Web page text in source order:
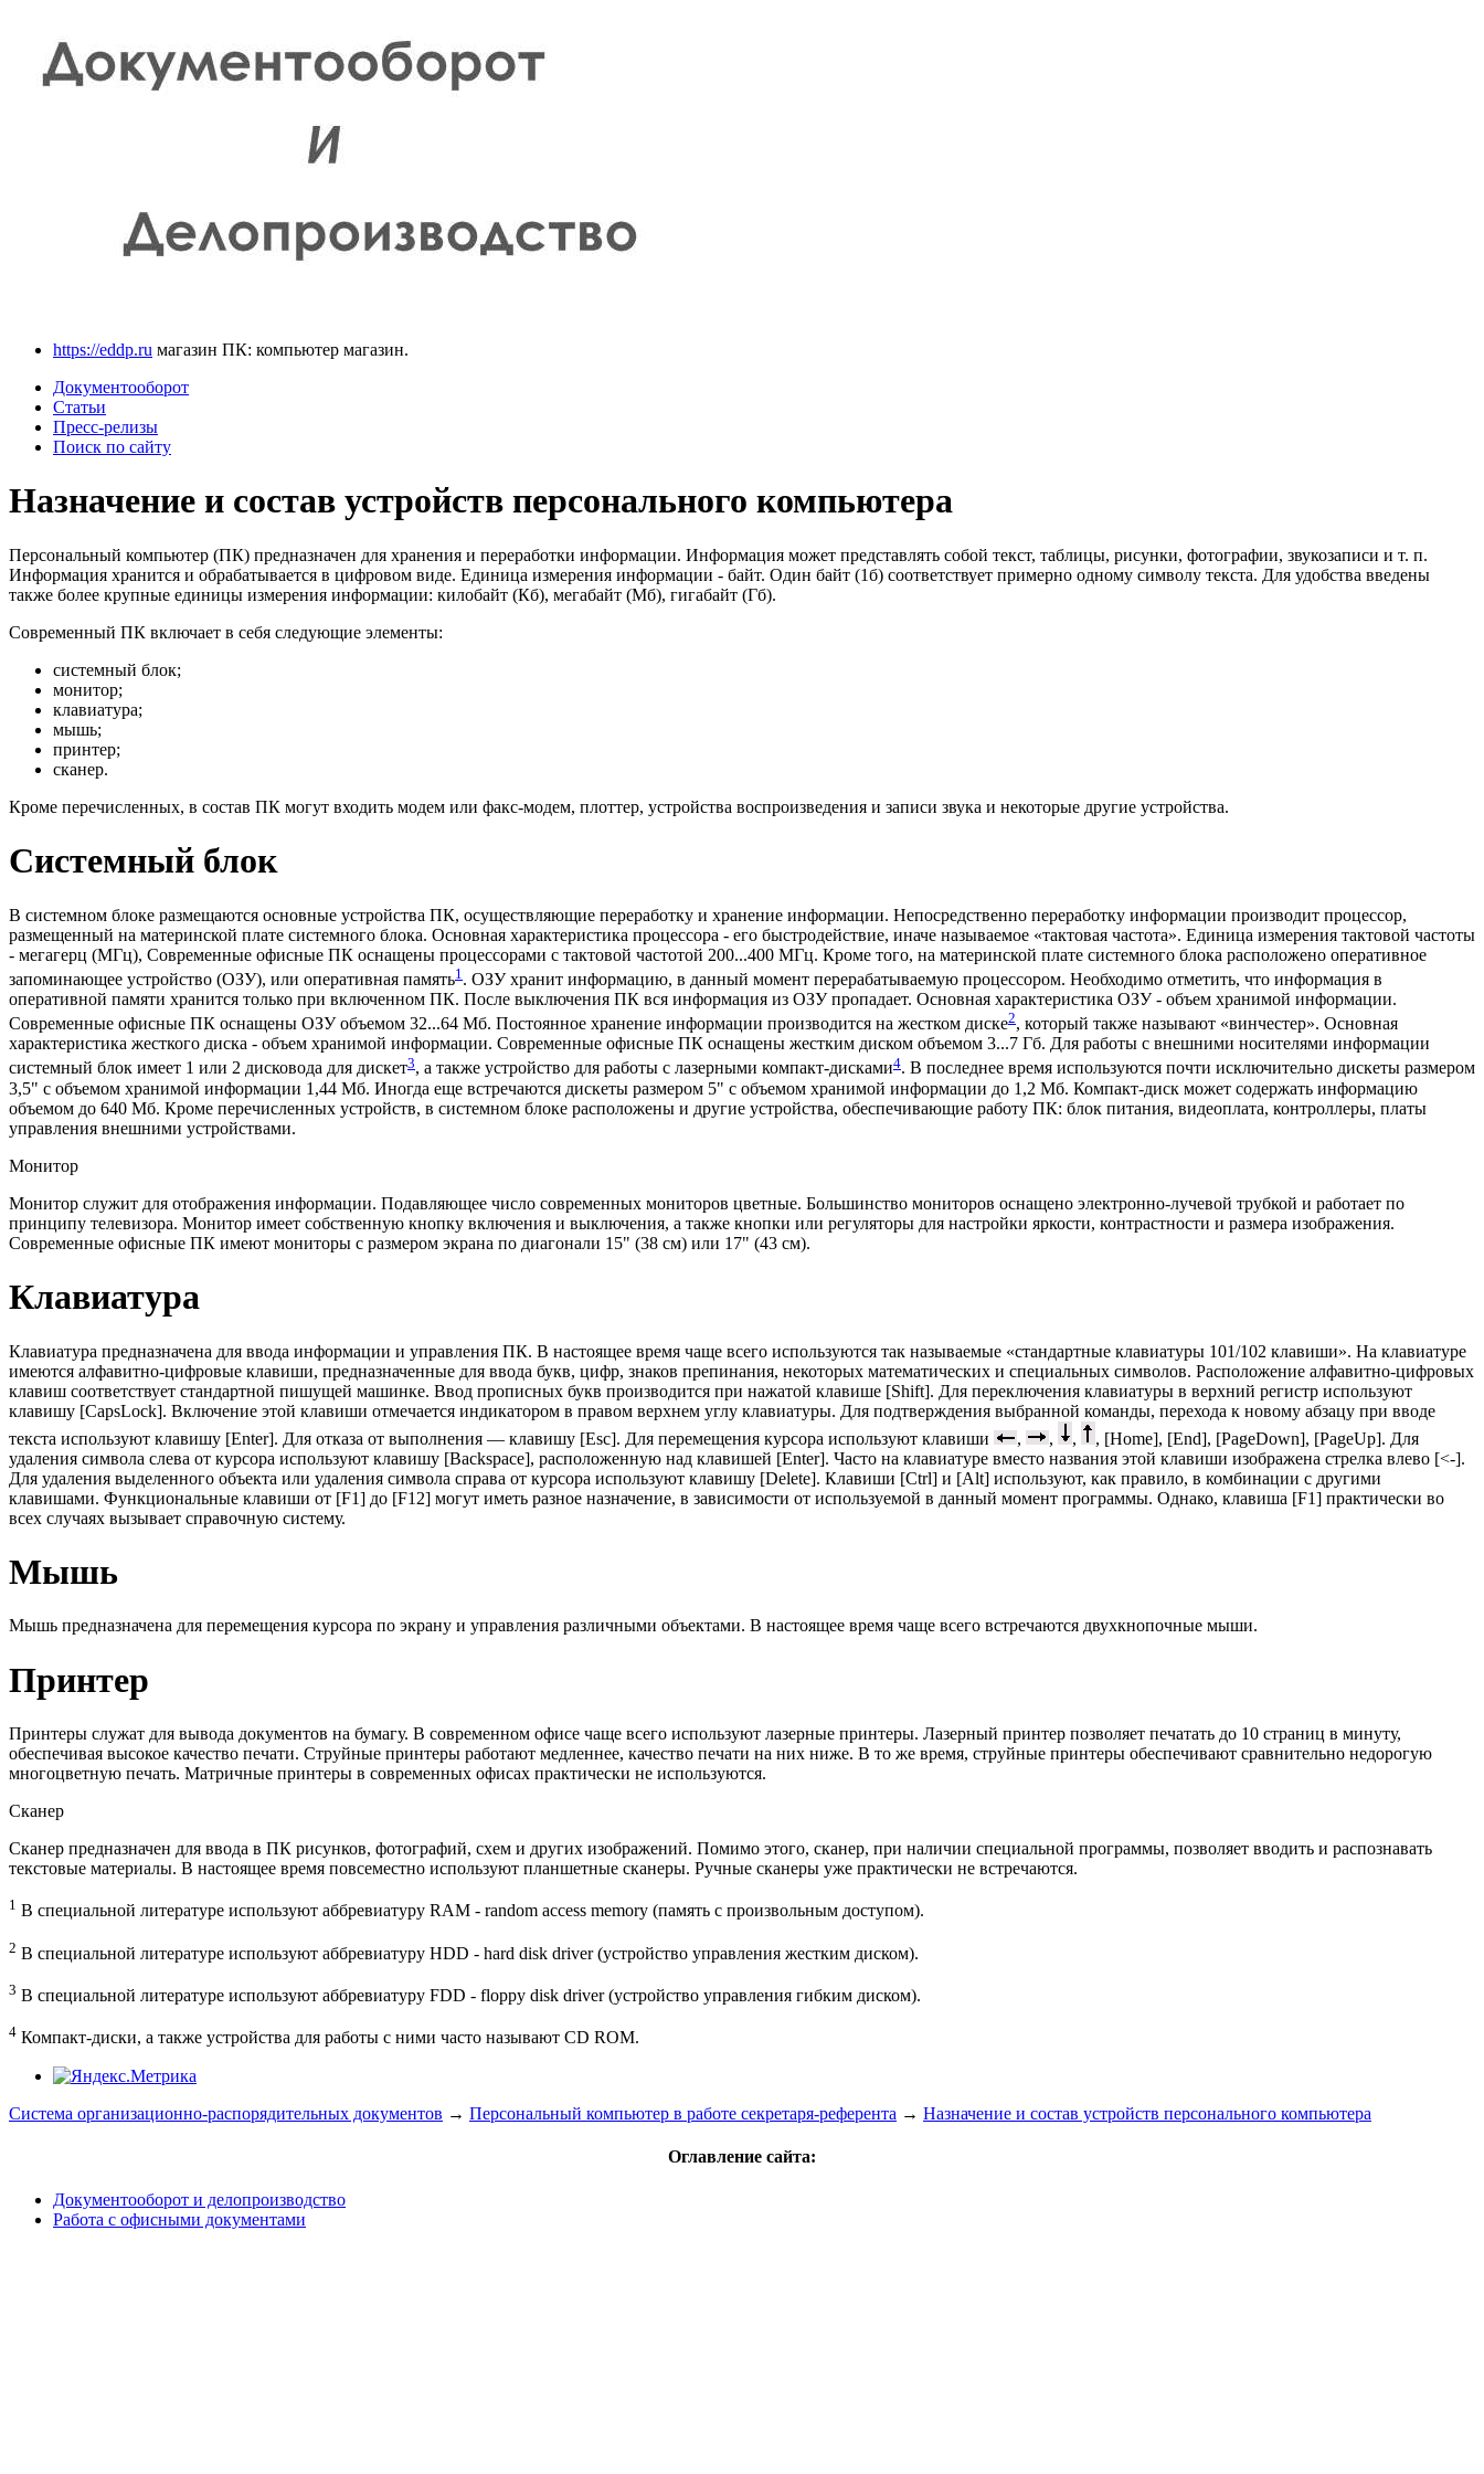
https://eddp.ru магазин ПК: компьютер магазин.
Документооборот
Статьи
Пресс-релизы
Поиск по сайту
Назначение и состав устройств персонального компьютера
Персональный компьютер (ПК) предназначен для хранения и переработки информации. Информация может представлять собой текст, таблицы, рисунки, фотографии, звукозаписи и т. п.
Информация хранится и обрабатывается в цифровом виде. Единица измерения информации - байт. Один байт (1б) соответствует примерно одному символу текста. Для удобства введены
также более крупные единицы измерения информации: килобайт (Кб), мегабайт (Мб), гигабайт (Гб).
Современный ПК включает в себя следующие элементы:
системный блок;
монитор;
клавиатура;
мышь;
принтер;
сканер.
Кроме перечисленных, в состав ПК могут входить модем или факс-модем, плоттер, устройства воспроизведения и записи звука и некоторые другие устройства.
Системный блок
В системном блоке размещаются основные устройства ПК, осуществляющие переработку и хранение информации. Непосредственно переработку информации производит процессор,
размещенный на материнской плате системного блока. Основная характеристика процессора - его быстродействие, иначе называемое «тактовая частота». Единица измерения тактовой частоты
- мегагерц (МГц), Современные офисные ПК оснащены процессорами с тактовой частотой 200...400 МГц. Кроме того, на материнской плате системного блока расположено оперативное
запоминающее устройство (ОЗУ), или оперативная память1 . ОЗУ хранит информацию, в данный момент перерабатываемую процессором. Необходимо отметить, что информация в
оперативной памяти хранится только при включенном ПК. После выключения ПК вся информация из ОЗУ пропадает. Основная характеристика ОЗУ - объем хранимой информации.
Современные офисные ПК оснащены ОЗУ объемом 32...64 Мб. Постоянное хранение информации производится на жестком диске2, который также называют «винчестер». Основная
характеристика жесткого диска - объем хранимой информации. Современные офисные ПК оснащены жестким диском объемом 3...7 Гб. Для работы с внешними носителями информации
системный блок имеет 1 или 2 дисковода для дискет3, а также устройство для работы с лазерными компакт-дисками4. В последнее время используются почти исключительно дискеты размером
3,5" с объемом хранимой информации 1,44 Мб. Иногда еще встречаются дискеты размером 5" с объемом хранимой информации до 1,2 Мб. Компакт-диск может содержать информацию
объемом до 640 Мб. Кроме перечисленных устройств, в системном блоке расположены и другие устройства, обеспечивающие работу ПК: блок питания, видеоплата, контроллеры, платы
управления внешними устройствами.
Монитор
Монитор служит для отображения информации. Подавляющее число современных мониторов цветные. Большинство мониторов оснащено электронно-лучевой трубкой и работает по
принципу телевизора. Монитор имеет собственную кнопку включения и выключения, а также кнопки или регуляторы для настройки яркости, контрастности и размера изображения.
Современные офисные ПК имеют мониторы с размером экрана по диагонали 15" (38 см) или 17" (43 см).
Клавиатура
Клавиатура предназначена для ввода информации и управления ПК. В настоящее время чаще всего используются так называемые «стандартные клавиатуры 101/102 клавиши». На клавиатуре
имеются алфавитно-цифровые клавиши, предназначенные для ввода букв, цифр, знаков препинания, некоторых математических и специальных символов. Расположение алфавитно-цифровых
клавиш соответствует стандартной пишущей машинке. Ввод прописных букв производится при нажатой клавише [Shift]. Для переключения клавиатуры в верхний регистр используют
клавишу [CapsLock]. Включение этой клавиши отмечается индикатором в правом верхнем углу клавиатуры. Для подтверждения выбранной команды, перехода к новому абзацу при вводе
текста используют клавишу [Enter]. Для отказа от выполнения — клавишу [Esc]. Для перемещения курсора используют клавиши
, , ,
, [Home], [End], [PageDown], [PageUp]. Для
удаления символа слева от курсора используют клавишу [Backspace], расположенную над клавишей [Enter]. Часто на клавиатуре вместо названия этой клавиши изображена стрелка влево [<-].
Для удаления выделенного объекта или удаления символа справа от курсора используют клавишу [Delete]. Клавиши [Ctrl] и [Alt] используют, как правило, в комбинации с другими
клавишами. Функциональные клавиши от [F1] до [F12] могут иметь разное назначение, в зависимости от используемой в данный момент программы. Однако, клавиша [F1] практически во
всех случаях вызывает справочную систему.
Мышь
Мышь предназначена для перемещения курсора по экрану и управления различными объектами. В настоящее время чаще всего встречаются двухкнопочные мыши.
Принтер
Принтеры служат для вывода документов на бумагу. В современном офисе чаще всего используют лазерные принтеры. Лазерный принтер позволяет печатать до 10 страниц в минуту,
обеспечивая высокое качество печати. Струйные принтеры работают медленнее, качество печати на них ниже. В то же время, струйные принтеры обеспечивают сравнительно недорогую
многоцветную печать. Матричные принтеры в современных офисах практически не используются.
Сканер
Сканер предназначен для ввода в ПК рисунков, фотографий, схем и других изображений. Помимо этого, сканер, при наличии специальной программы, позволяет вводить и распознавать
текстовые материалы. В настоящее время повсеместно используют планшетные сканеры. Ручные сканеры уже практически не встречаются.
1 В специальной литературе используют аббревиатуру RAM - random access memory (память с произвольным доступом).
2 В специальной литературе используют аббревиатуру HDD - hard disk driver (устройство управления жестким диском).
3 В специальной литературе используют аббревиатуру FDD - floppy disk driver (устройство управления гибким диском).
4 Компакт-диски, а также устройства для работы с ними часто называют CD ROM.
Система организационно-распорядительных документов → Персональный компьютер в работе секретаря-референта → Назначение и состав устройств персонального компьютера
Оглавление сайта:
Документооборот и делопроизводство
Работа с офисными документами